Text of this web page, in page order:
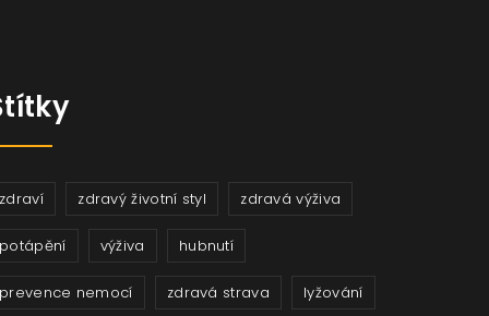
zdraví zdravý životní styl zdravá výživa
potápění výživa hubnutí
prevence nemocí zdravá strava lyžování